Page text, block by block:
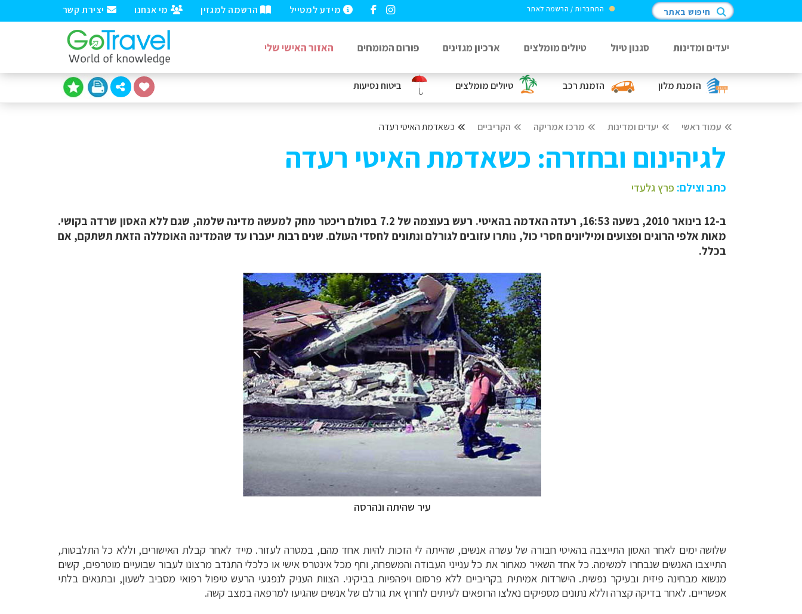
הזמנת מלון הזמנת רכב טיולים מומלצים ביטוח נסיעות
יצירת קשר מי אנחנו הרשמה למגזין מידע למטייל התחברות / הרשמה לאתר חיפוש באתר
יעדים ומדינות סגנון טיול טיולים מומלצים ארכיון מגזינים פורום המומחים האזור האישי שלי
עמוד ראשי יעדים ומדינות מרכז אמריקה הקריביים כשאדמת האיטי רעדה
לגיהינום ובחזרה: כשאדמת האיטי רעדה
כתב וצילם: פרץ גלעדי
ב-12 בינואר 2010, בשעה 16:53, רעדה האדמה בהאיטי. רעש בעוצמה של 7.2 בסולם ריכטר מחק למעשה מדינה שלמה, שגם ללא האסון שרדה בקושי.
מאות אלפי הרוגים ופצועים ומיליונים חסרי כול, נותרו עזובים לגורלם ונתונים לחסדי העולם. שנים רבות יעברו עד שהמדינה האומללה הזאת תשתקם, אם
בכלל.
עיר שהיתה ונהרסה
שלושה ימים לאחר האסון התייצבה בהאיטי חבורה של עשרה אנשים, שהייתה לי הזכות להיות אחד מהם, במטרה לעזור. מייד לאחר קבלת האישורים, וללא כל התלבטות,
התייצבו האנשים שנבחרו למשימה. כל אחד השאיר מאחור את כל ענייני העבודה והמשפחה, וחף מכל אינטרס אישי או כלכלי התנדב מרצונו לעבור שבועיים מוטרפים, קשים
מנשוא מבחינה פיזית ובעיקר נפשית. הישרדות אמיתית בקריביים ללא פרסום ויפהפיות בביקיני. הצוות העניק לנפגעי הרעש טיפול רפואי מסביב לשעון, ובתנאים בלתי
אפשריים. לאחר בדיקה קצרה וללא נתונים מספיקים נאלצו הרופאים לעיתים לחרוץ את גורלם של אנשים שהגיעו למרפאה במצב קשה.